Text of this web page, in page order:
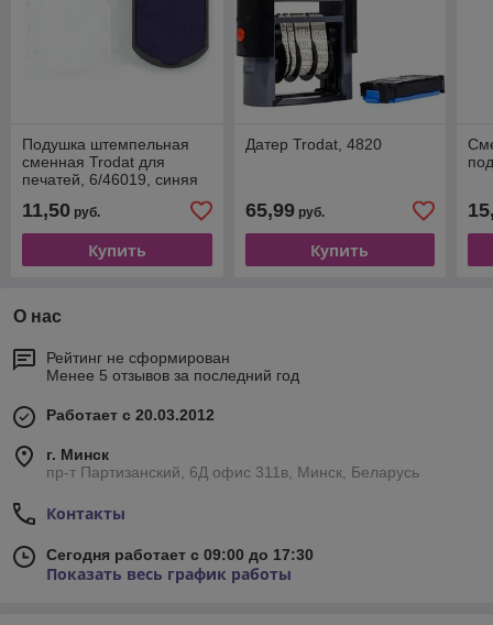
Подушка штемпельная
сменная Trodat для
печатей, 6/46019, синяя
11,50 руб.
Купить
Датер Trodat, 4820
65,99руб.
Купить
О нас
Рейтинг не сформирован
Менее 5 отзывов за последний год
Работает с 20.03.2012
г. Минск
пр-т Партизанский, 6Д офис 311в, Минск, Беларусь
Контакты
Сегодня работает с 09:00 до 17:30
Показать весь график работы